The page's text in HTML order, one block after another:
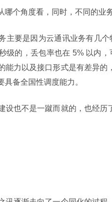
哪个角度看，同时，不同的业
主要是因为云通讯业务有几
级的，丢包率也在 5% 以内
能力以及接口形式是有差异
备全国性调度能力。
设也不是一蹴而就的，也经